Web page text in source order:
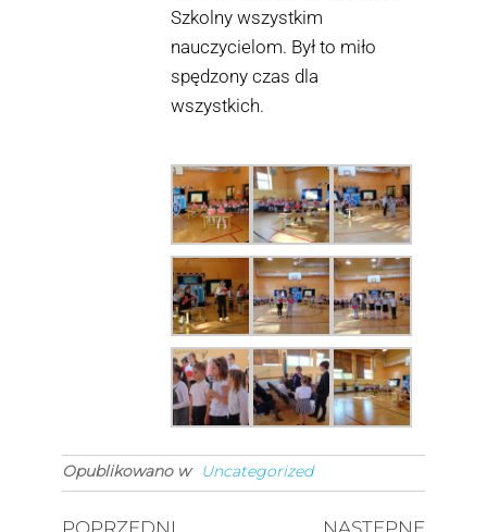
Szkolny wszystkim
nauczycielom. Był to miło
spędzony czas dla
wszystkich.
Opublikowano w Uncategorized